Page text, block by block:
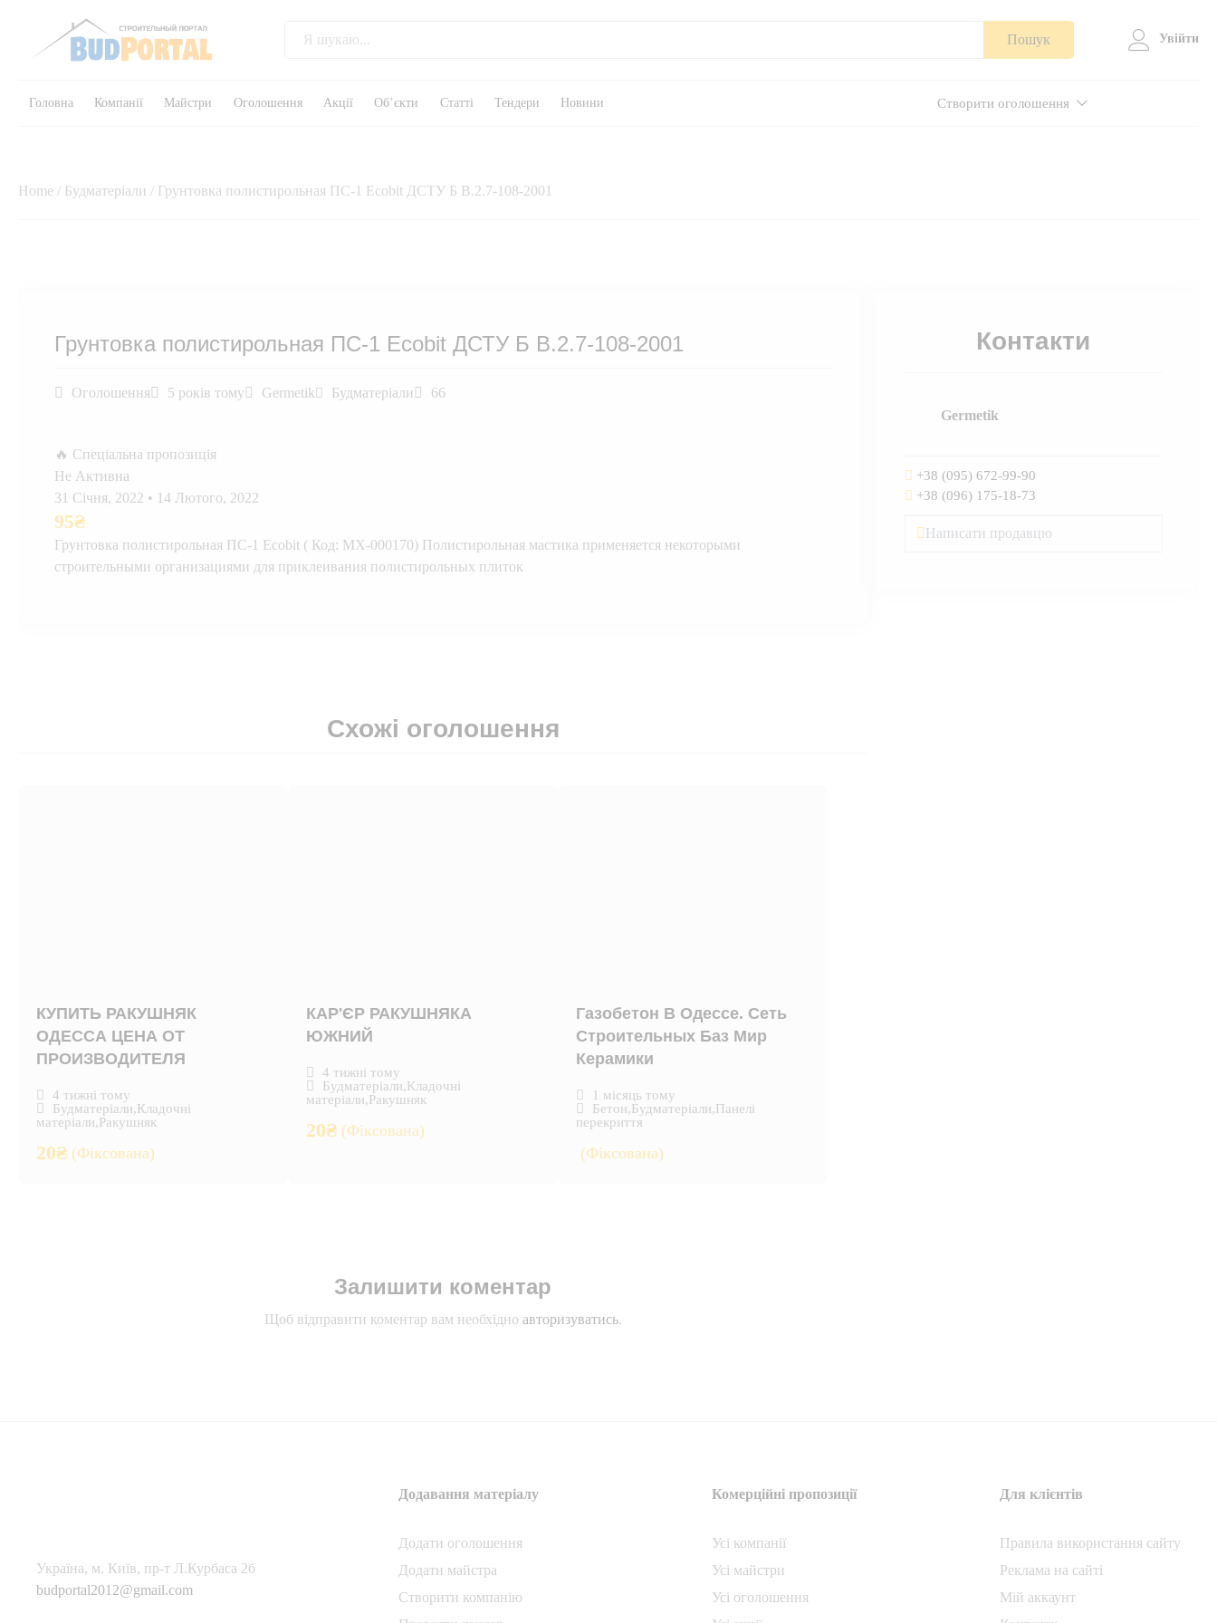
Пошук Увійти
Створити оголошення
Головна Компанії Майстри Оголошення Акції Об’єкти Статті Тендери Новини
Home / Будматеріали / Грунтовка полистирольная ПС-1 Ecobit ДСТУ Б В.2.7-108-2001
Грунтовка полистирольная ПС-1 Ecobit ДСТУ Б В.2.7-108-2001
Оголошення 5 років тому Germetik Будматеріали 66
🔥 Спеціальна пропозиція
Не Активна
31 Січня, 2022 • 14 Лютого, 2022
95₴
Грунтовка полистирольная ПС-1 Ecobit ( Код: МХ-000170) Полистирольная мастика применяется некоторыми
строительными организациями для приклеивания полистирольных плиток
Схожі оголошення
КУПИТЬ РАКУШНЯК
ОДЕССА ЦЕНА ОТ
ПРОИЗВОДИТЕЛЯ
4 тижні тому
Будматеріали,Кладочні
матеріали,Ракушняк
20₴ (Фіксована)
КАР'ЄР РАКУШНЯКА
ЮЖНИЙ
4 тижні тому
Будматеріали,Кладочні
матеріали,Ракушняк
20₴ (Фіксована)
Газобетон В Одессе. Сеть
Строительных Баз Мир
Керамики
1 місяць тому
Бетон,Будматеріали,Панелі
перекриття
(Фіксована)
Залишити коментар
Щоб відправити коментар вам необхідно авторизуватись.
Контакти
Germetik
+38 (095) 672-99-90
+38 (096) 175-18-73
Написати продавцю
Українa, м. Київ, пр-т Л.Курбаса 2б
budportal2012@gmail.com
Додавання матеріалу
Додати oголошення
Додати майстра
Створити компанiю
Комерційні пропозиції
Усі компанії
Усі майстри
Усі оголошення
Для клієнтів
Правила використання сайту
Реклама на сайті
Мій аккаунт